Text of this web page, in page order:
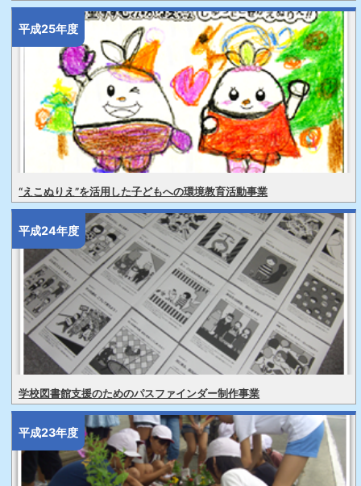
平成25年度
“えこぬりえ”を活用した子どもへの環境教育活動事業
平成24年度
学校図書館支援のためのパスファインダー制作事業
平成23年度